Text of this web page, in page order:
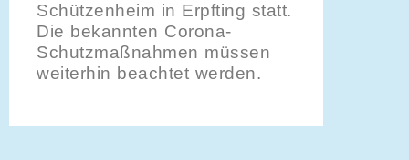
Schützenheim in Erpfting statt.
Die bekannten Corona-
Schutzmaßnahmen müssen
weiterhin beachtet werden.